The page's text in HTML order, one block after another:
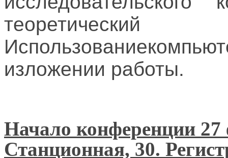
изложении работы.
Начало конференции 27
Станционная, 30.